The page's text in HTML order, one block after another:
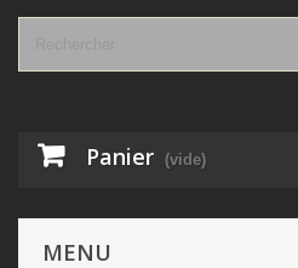
Panier (vide)
MENU